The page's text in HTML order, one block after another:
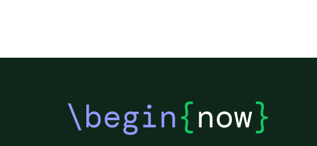
\begin{now}